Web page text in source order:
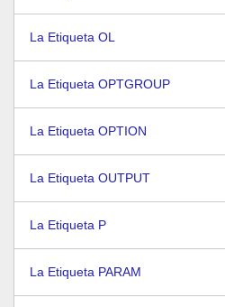
La Etiqueta OL
La Etiqueta OPTGROUP
La Etiqueta OPTION
La Etiqueta OUTPUT
La Etiqueta P
La Etiqueta PARAM